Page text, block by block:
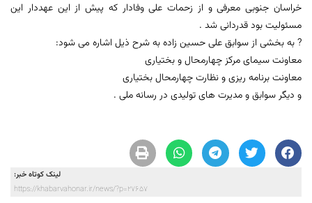
خراسان جنوبی معرفی و از زحمات علی وفادار که پیش از این عهددار این
مسئولیت بود قدردانی شد .
? به بخشی از سوابق علی حسین زاده به شرح ذیل اشاره می شود:
معاونت سیمای مرکز چهارمحال و بختیاری
معاونت برنامه ریزی و نظارت چهارمحال بختیاری
و دیگر سوابق و مدیرت های تولیدی در رسانه ملی .
لینک کوتاه خبر:
https://khabarvahonar.ir/news/?p=27657